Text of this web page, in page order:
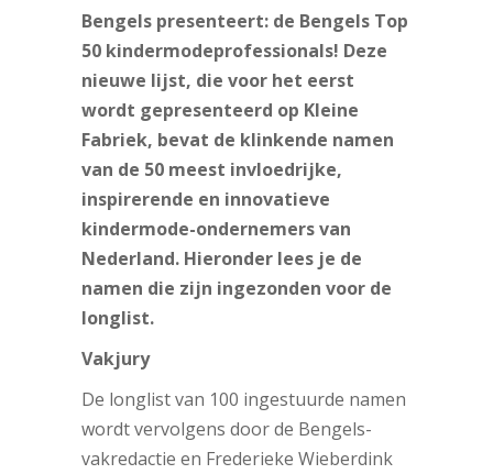
Bengels presenteert: de Bengels Top
50 kindermodeprofessionals! Deze
nieuwe lijst, die voor het eerst
wordt gepresenteerd op Kleine
Fabriek, bevat de klinkende namen
van de 50 meest invloedrijke,
inspirerende en innovatieve
kindermode-ondernemers van
Nederland. Hieronder lees je de
namen die zijn ingezonden voor de
longlist.
Vakjury
De longlist van 100 ingestuurde namen
wordt vervolgens door de Bengels-
vakredactie en Frederieke Wieberdink